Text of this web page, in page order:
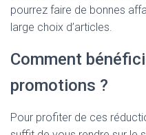
pourrez faire de bonnes
large choix d’articles.
Comment
promotions ?
Pour profiter de ces